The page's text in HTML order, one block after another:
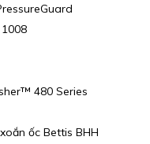
480 Series
ốc Bettis BHH